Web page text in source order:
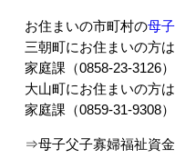
お住まいの市町村の母
三朝町にお住まいの方
家庭課（0858-23-3126）
大山町にお住まいの方
家庭課（0859-31-9308）
⇒母子父子寡婦福祉資金